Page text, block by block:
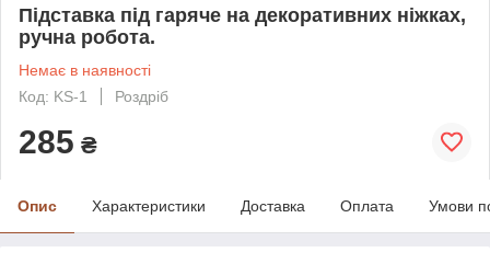
Підставка під гаряче на декоративних ніжках,
ручна робота.
Немає в наявності
Код: KS-1
Роздріб
285 ₴
Опис Характеристики Доставка Оплата Умови